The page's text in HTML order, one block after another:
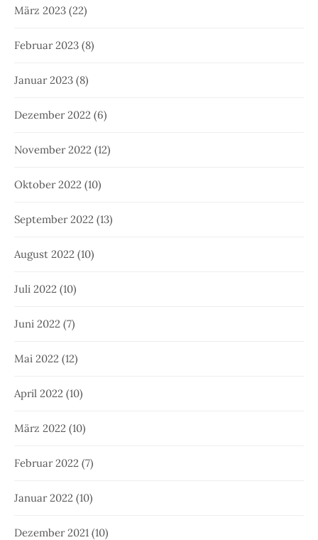
März 2023 (22)
Februar 2023 (8)
Januar 2023 (8)
Dezember 2022 (6)
November 2022 (12)
Oktober 2022 (10)
September 2022 (13)
August 2022 (10)
Juli 2022 (10)
Juni 2022 (7)
Mai 2022 (12)
April 2022 (10)
März 2022 (10)
Februar 2022 (7)
Januar 2022 (10)
Dezember 2021 (10)